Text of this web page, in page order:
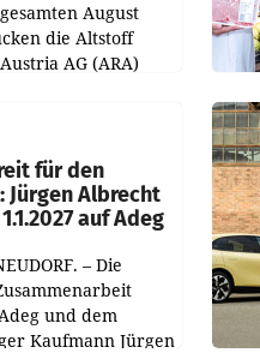
August
die Altstoff
AG (ARA)
„Kreislauf-
Müller-Filialen
für den
Jürgen Albrecht
auf Adeg
– Die
und dem
Kaufmann Jürgen